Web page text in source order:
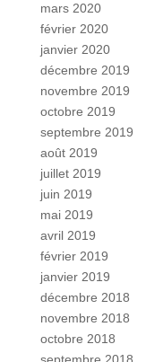
mars 2020
février 2020
janvier 2020
décembre 2019
novembre 2019
octobre 2019
septembre 2019
août 2019
juillet 2019
juin 2019
mai 2019
avril 2019
février 2019
janvier 2019
décembre 2018
novembre 2018
octobre 2018